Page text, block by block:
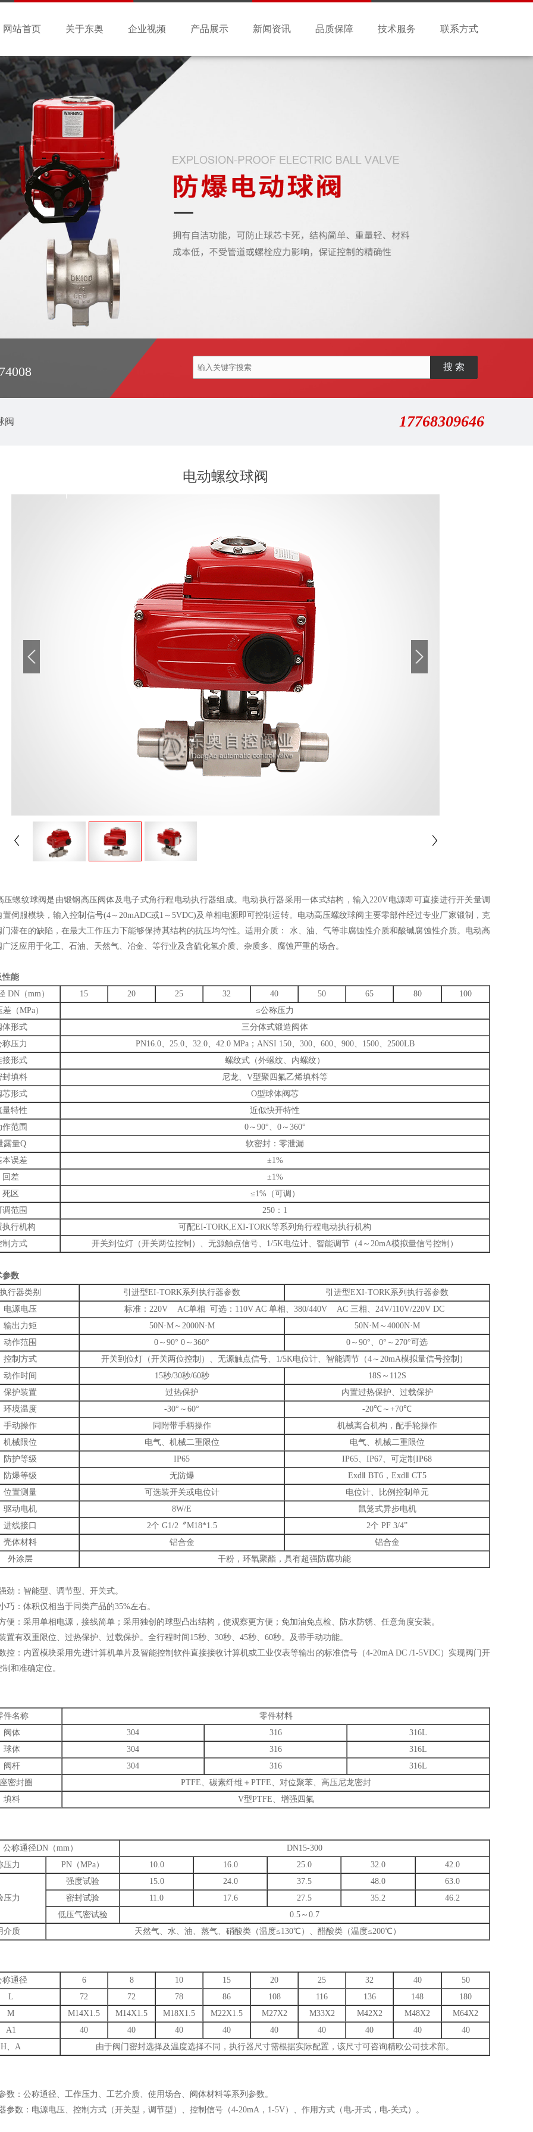
网站首页 关于东奥 企业视频 产品展示 新闻资讯 品质保障 技术服务 联系方式
17768309646
阀
电动螺纹球阀
纹球阀是由锻钢高压阀体及电子式角行程电动执行器组成。电动执行器采用一体式结构，输入220V电源即可直接进行开关量调
置伺服模块，输入控制信号(4～20mADC或1～5VDC)及单相电源即可控制运转。电动高压螺纹球阀主要零部件经过专业厂家锻制，克
门潜在的缺陷，在最大工作压力下能够保持其结构的抗压均匀性。适用介质： 水、油、气等非腐蚀性介质和酸碱腐蚀性介质。电动高
泛应用于化工、石油、天然气、冶金、等行业及含硫化氢介质、杂质多、腐蚀严重的场合。
性能
DN（mm）
15 20 25 32 40 50 65 80
100
（MPa）
≤公称压力
体形式
三分体式锻造阀体
称压力
PN16.0、25.0、32.0、42.0 MPa；ANSI 150、300、600、900、1500、2500LB
接形式
螺纹式（外螺纹、内螺纹）
封填料
尼龙、V型聚四氟乙烯填料等
芯形式
O型球体阀芯
量特性
近似快开特性
作范围
0～90°、0～360°
露量Q
软密封：零泄漏
本误差
±1%
回差
±1%
死区
≤1%（可调）
调范围
250：1
执行机构
可配EI-TORK,EXI-TORK等系列角行程电动执行机构
制方式
开关到位灯（开关两位控制）、无源触点信号、1/5K电位计、智能调节（4～20mA模拟量信号控制）
参数
执行器类别
引进型EI-TORK系列执行器参数
引进型EXI-TORK系列执行器参数
电源电压
标准：220V AC单相 可选：110V AC 单相、380/440V AC 三相、24V/110V/220V DC
输出力矩
50N·M～2000N·M
50N·M～4000N·M
动作范围
0～90° 0～360°
0～90°、0°～270°可选
控制方式
开关到位灯（开关两位控制）、无源触点信号、1/5K电位计、智能调节（4～20mA模拟量信号控制）
动作时间
15秒/30秒/60秒
18S～112S
保护装置
过热保护
内置过热保护、过载保护
环境温度
-30°～60°
-20℃～+70℃
手动操作
同附带手柄操作
机械离合机构，配手轮操作
机械限位
电气、机械二重限位
电气、机械二重限位
防护等级
IP65
IP65、IP67、可定制IP68
防爆等级
无防爆
ExdⅡ BT6，ExdⅡ CT5
位置测量
可选装开关或电位计
电位计、比例控制单元
驱动电机
8W/E
鼠笼式异步电机
进线接口
2个 G1/2〞M18*1.5
2个 PF 3/4”
壳体材料
铝合金
铝合金
外涂层
干粉，环氧聚酯，具有超强防腐功能
劲：智能型、调节型、开关式。
巧：体积仅相当于同类产品的35%左右。
便：采用单相电源，接线简单；采用独创的球型凸出结构，使观察更方便；免加油免点检、防水防锈、任意角度安装。
置有双重限位、过热保护、过载保护。全行程时间15秒、30秒、45秒、60秒。及带手动功能。
控：内置模块采用先进计算机单片及智能控制软件直接接收计算机或工业仪表等输出的标准信号（4-20mA DC /1-5VDC）实现阀门开
和准确定位。
件名称
零件材料
阀体
304 316
316L
球体
304 316
316L
阀杆
304 316
316L
密封圈
PTFE、碳素纤维＋PTFE、对位聚苯、高压尼龙密封
填料
V型PTFE、增强四氟
公称通径DN（mm）
DN15-300
压力
PN（MPa） 10.0 16.0 25.0 32.0 42.0
压力
强度试验 15.0 24.0 37.5 48.0
63.0
密封试验
11.0 17.6 27.5 35.2
46.2
低压气密试验
0.5～0.7
介质
天然气、水、油、蒸气、硝酸类（温度≤130℃）、醋酸类（温度≤200℃）
称通径 6 8 10 15 20 25 32 40
50
L
72 72 78 86 108 116 136 148
180
M
M14X1.5 M14X1.5 M18X1.5 M22X1.5 M27X2 M33X2 M42X2 M48X2
M64X2
A1
40 40 40 40 40 40 40 40
40
H、A
由于阀门密封选择及温度选择不同，执行器尺寸需根据实际配置，该尺寸可咨询精欧公司技术部。
数：公称通径、工作压力、工艺介质、使用场合、阀体材料等系列参数。
参数：电源电压、控制方式（开关型，调节型）、控制信号（4-20mA，1-5V）、作用方式（电-开式，电-关式）。